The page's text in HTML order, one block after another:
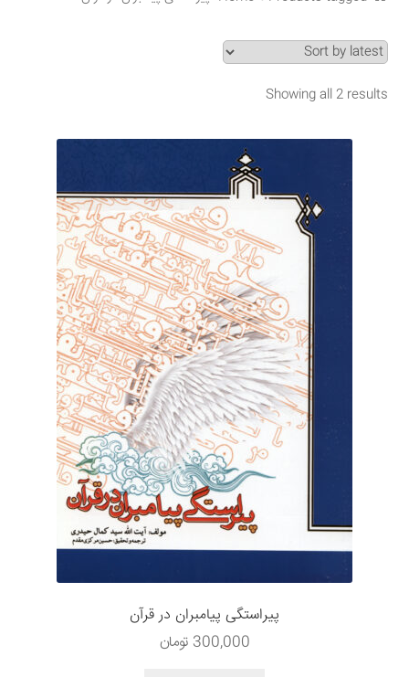
Search Results
Shop
سبد خرید
قوانین و مقررات
Showing all 2 results
پیراستگی پیامبران در قرآن
300,000 تومان